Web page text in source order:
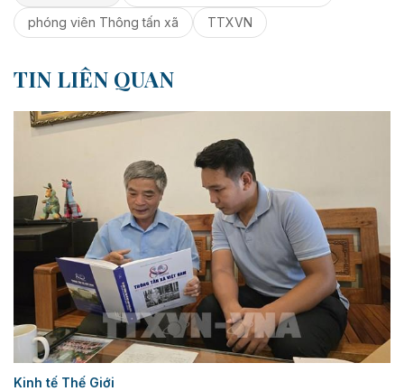
phóng viên Thông tấn xã
TTXVN
TIN LIÊN QUAN
Kinh tế Thế Giới